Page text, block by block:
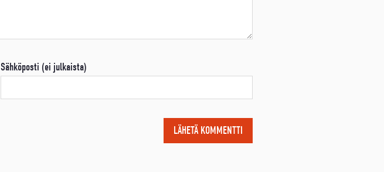
Sähköposti (ei julkaista)